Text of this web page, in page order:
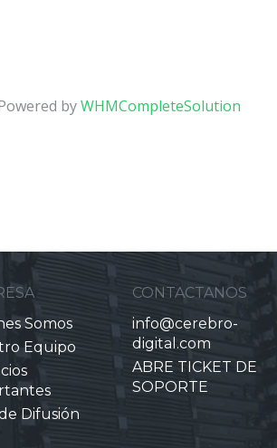
byWHMCompleteSolution
Somos
Equipo
Difusión
CONTACTANOS
info@cerebro-
digital.com
ABRE TICKET DE
SOPORTE